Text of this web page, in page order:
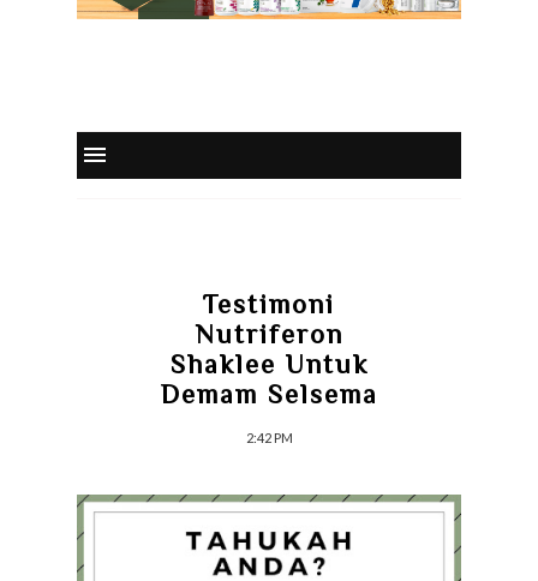
Testimoni
Nutriferon
Shaklee Untuk
Demam Selsema
2:42 PM